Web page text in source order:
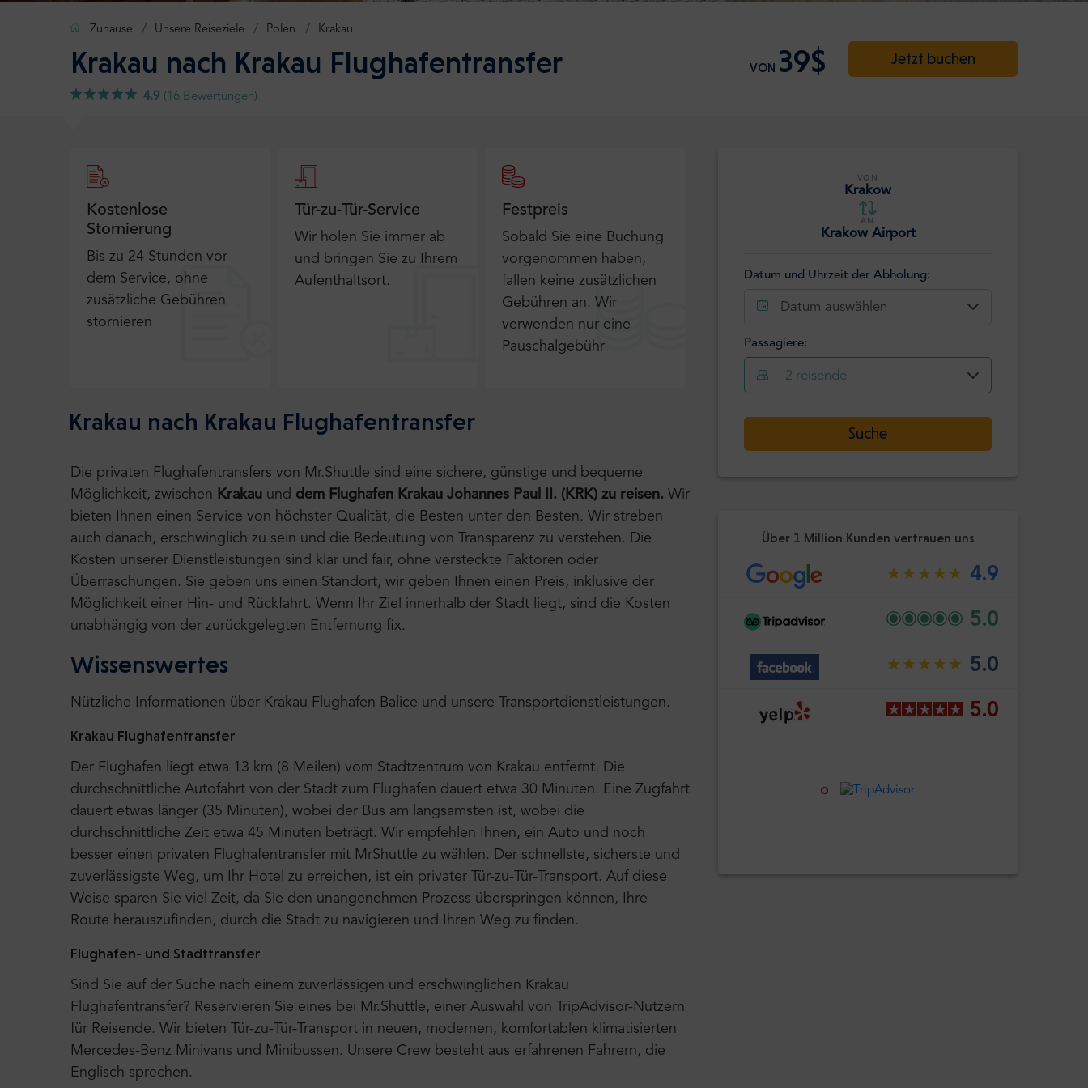
Zuhause Unsere Reiseziele Polen Krakau
Krakau nach Krakau Flughafentransfer
4.9 (16 Bewertungen)
VON 39$ Jetzt buchen
VON
Krakow
AN
Krakow Airport
Datum und Uhrzeit der Abholung:
Datum auswählen
Stunde
:
Minute
Bestätige
Passagiere:
2 reisende
-
Suche
Über 1 Million Kunden vertrauen uns
4.9
5.0
5.0
5.0
Kostenlose
Stornierung
Bis zu 24 Stunden vor
dem Service, ohne
zusätzliche Gebühren
stornieren
Tür-zu-Tür-Service
Wir holen Sie immer ab
und bringen Sie zu Ihrem
Aufenthaltsort.
Festpreis
Sobald Sie eine Buchung
vorgenommen haben,
fallen keine zusätzlichen
Gebühren an. Wir
verwenden nur eine
Pauschalgebühr
Krakau nach Krakau Flughafentransfer
Die privaten Flughafentransfers von Mr.Shuttle sind eine sichere, günstige und bequeme
Möglichkeit, zwischen Krakau und dem Flughafen Krakau Johannes Paul II. (KRK) zu reisen. Wir
bieten Ihnen einen Service von höchster Qualität, die Besten unter den Besten. Wir streben
auch danach, erschwinglich zu sein und die Bedeutung von Transparenz zu verstehen. Die
Kosten unserer Dienstleistungen sind klar und fair, ohne versteckte Faktoren oder
Überraschungen. Sie geben uns einen Standort, wir geben Ihnen einen Preis, inklusive der
Möglichkeit einer Hin- und Rückfahrt. Wenn Ihr Ziel innerhalb der Stadt liegt, sind die Kosten
unabhängig von der zurückgelegten Entfernung fix.
Wissenswertes
Nützliche Informationen über Krakau Flughafen Balice und unsere Transportdienstleistungen.
Krakau Flughafentransfer
Der Flughafen liegt etwa 13 km (8 Meilen) vom Stadtzentrum von Krakau entfernt. Die
durchschnittliche Autofahrt von der Stadt zum Flughafen dauert etwa 30 Minuten. Eine Zugfahrt
dauert etwas länger (35 Minuten), wobei der Bus am langsamsten ist, wobei die
durchschnittliche Zeit etwa 45 Minuten beträgt. Wir empfehlen Ihnen, ein Auto und noch
besser einen privaten Flughafentransfer mit MrShuttle zu wählen. Der schnellste, sicherste und
zuverlässigste Weg, um Ihr Hotel zu erreichen, ist ein privater Tür-zu-Tür-Transport. Auf diese
Weise sparen Sie viel Zeit, da Sie den unangenehmen Prozess überspringen können, Ihre
Route herauszufinden, durch die Stadt zu navigieren und Ihren Weg zu finden.
Flughafen- und Stadttransfer
Sind Sie auf der Suche nach einem zuverlässigen und erschwinglichen Krakau
Flughafentransfer? Reservieren Sie eines bei Mr.Shuttle, einer Auswahl von TripAdvisor-Nutzern
für Reisende. Wir bieten Tür-zu-Tür-Transport in neuen, modernen, komfortablen klimatisierten
Mercedes-Benz Minivans und Minibussen. Unsere Crew besteht aus erfahrenen Fahrern, die
Englisch sprechen.